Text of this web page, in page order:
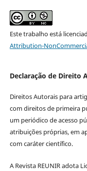
Este trabalho está
Attribution-
Declaração de Direito
Direitos Autorais para
com direitos de primeira
um periódico de acesso
atribuições próprias, em
com caráter científico.
A Revista REUNIR adota